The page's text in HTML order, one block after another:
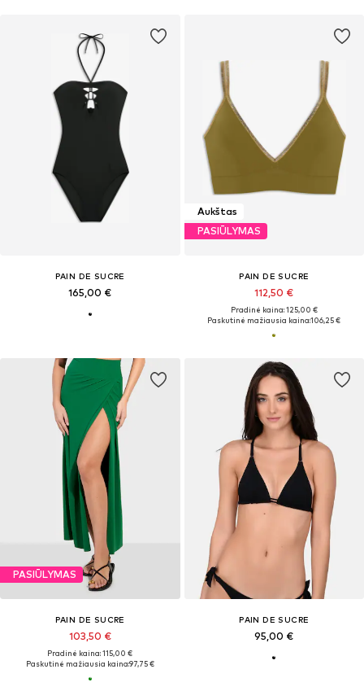
PAIN DE SUCRE
165,00 €
Aukštas
PASIŪLYMAS
PAIN DE SUCRE
112,50 €
Pradinė kaina: 125,00 €
Paskutinė mažiausia kaina:106,25 €
PASIŪLYMAS
PAIN DE SUCRE
103,50 €
Pradinė kaina: 115,00 €
Paskutinė mažiausia kaina:97,75 €
PAIN DE SUCRE
95,00 €